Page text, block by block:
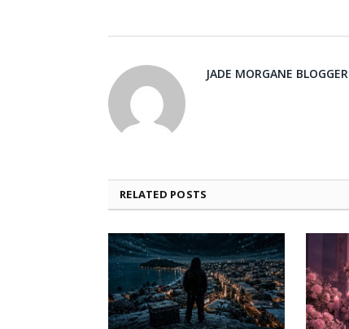
JADE MORGANE BLOGGER
RELATED POSTS